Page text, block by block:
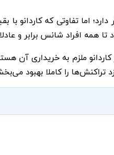
اما تفاوتی که کاردانو
همه افراد شانس برابر و
ملزم به خریداری آن
را کاملا بهبود